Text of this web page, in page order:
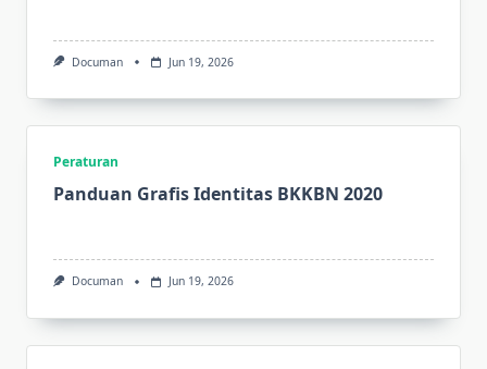
Documan Jun 19, 2026
Peraturan
Panduan Grafis Identitas BKKBN 2020
Documan Jun 19, 2026